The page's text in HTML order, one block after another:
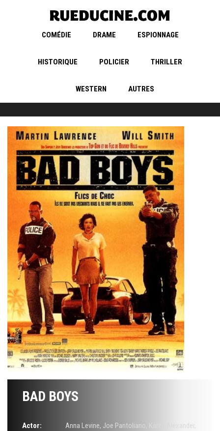
COMÉDIE DRAME ESPIONNAGE
HISTORIQUE POLICIER THRILLER
WESTERN AUTRES
BAD BOYS
Actor: Anna Levine, Joe Pantoliano Karen Alexander,